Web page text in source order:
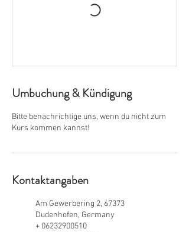
Umbuchung & Kündigung
Bitte benachrichtige uns, wenn du nicht zum
Kurs kommen kannst!
Kontaktangaben
Am Gewerbering 2, 67373
Dudenhofen, Germany
+ 06232900510